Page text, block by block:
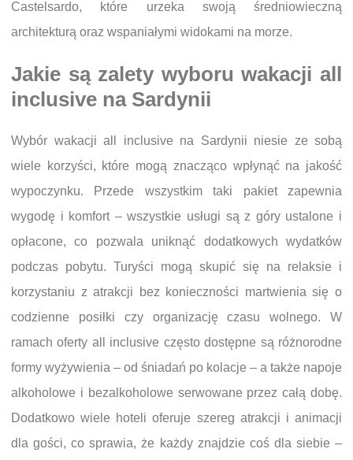
Castelsardo, które urzeka swoją średniowieczną
architekturą oraz wspaniałymi widokami na morze.
Jakie są zalety wyboru wakacji all
inclusive na Sardynii
Wybór wakacji all inclusive na Sardynii niesie ze sobą
wiele korzyści, które mogą znacząco wpłynąć na jakość
wypoczynku. Przede wszystkim taki pakiet zapewnia
wygodę i komfort – wszystkie usługi są z góry ustalone i
opłacone, co pozwala uniknąć dodatkowych wydatków
podczas pobytu. Turyści mogą skupić się na relaksie i
korzystaniu z atrakcji bez konieczności martwienia się o
codzienne posiłki czy organizację czasu wolnego. W
ramach oferty all inclusive często dostępne są różnorodne
formy wyżywienia – od śniadań po kolacje – a także napoje
alkoholowe i bezalkoholowe serwowane przez całą dobę.
Dodatkowo wiele hoteli oferuje szereg atrakcji i animacji
dla gości, co sprawia, że każdy znajdzie coś dla siebie –